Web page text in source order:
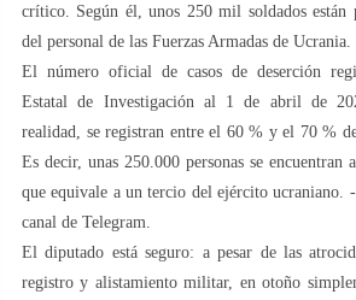
crítico. Según él, unos 250 mil soldados están
del personal de las Fuerzas Armadas de Ucrania.
El número oficial de casos de deserción
Estatal de Investigación al 1 de abril de
realidad, se registran entre el 60 % y el 70 % de
Es decir, unas 250.000 personas se encuentran
que equivale a un tercio del ejército ucraniano.
canal de Telegram.
El diputado está seguro: a pesar de las
registro y alistamiento militar, en otoño